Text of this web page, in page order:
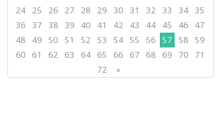
24
25 26 27 28 29 30 31 32 33 34 35
36
37 38 39 40 41 42 43 44 45 46
47
48
49 50 51 52 53 54 55 56 57 58
59
60
61 62 63 64 65 66 67 68 69 70
71
72
»